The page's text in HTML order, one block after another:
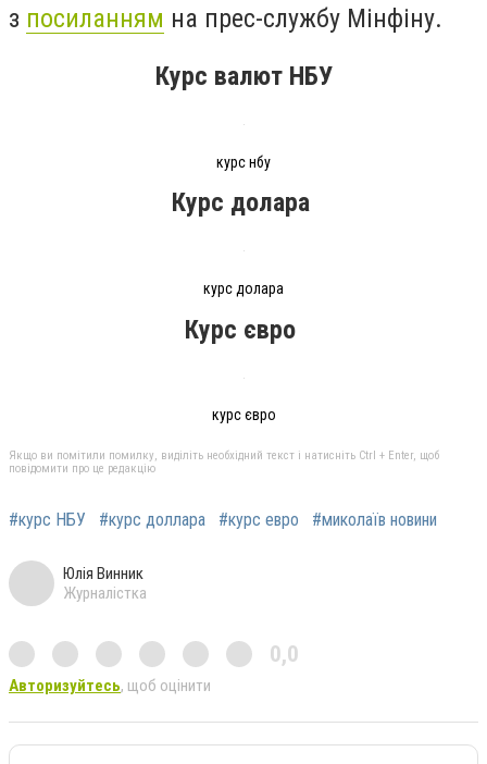
з посиланням на прес-службу Мінфіну.
Курс валют НБУ
курс нбу
Курс долара
курс долара
Курс євро
курс євро
Якщо ви помітили помилку, виділіть необхідний текст і натисніть Ctrl + Enter, щоб
повідомити про це редакцію
#курс НБУ #курс доллара #курс евро #миколаїв новини
Юлія Винник
Журналістка
0,0
Авторизуйтесь, щоб оцінити